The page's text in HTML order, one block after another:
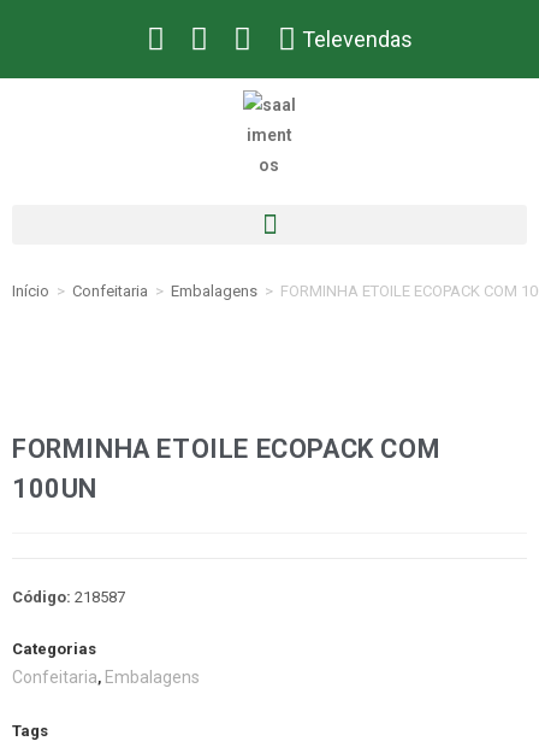
Televendas
Início > Confeitaria > Embalagens > FORMINHA ETOILE ECOPACK COM
FORMINHA ETOILE ECOPACK COM
100UN
Código: 218587
Categorias
Confeitaria, Embalagens
Tags